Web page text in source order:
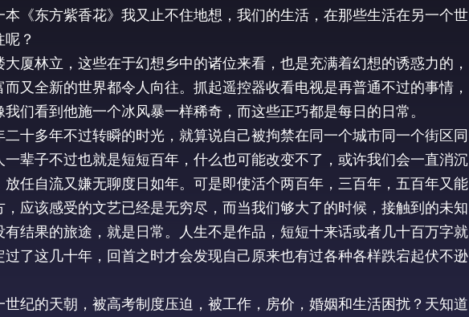
《东方紫香花》我又止不住地想，我们的生活，在那些生活在另一个世
？
厦林立，这些在于幻想乡中的诸位来看，也是充满着幻想的诱惑力的，
又全新的世界都令人向往。抓起遥控器收看电视是再普通不过的事情，
们看到他施一个冰风暴一样稀奇，而这些正巧都是每日的日常。
十多年不过转瞬的时光，就算说自己被拘禁在同一个城市同一个街区同
辈子不过也就是短短百年，什么也可能改变不了，或许我们会一直消沉
任自流又嫌无聊度日如年。可是即使活个两百年，三百年，五百年又能
应该感受的文艺已经是无穷尽，而当我们够大了的时候，接触到的未知
结果的旅途，就是日常。人生不是作品，短短十来话或者几十百万字就
了这几十年，回首之时才会发现自己原来也有过各种各样跌宕起伏不逊
纪的天朝，被高考制度压迫，被工作，房价，婚姻和生活困扰？天知道